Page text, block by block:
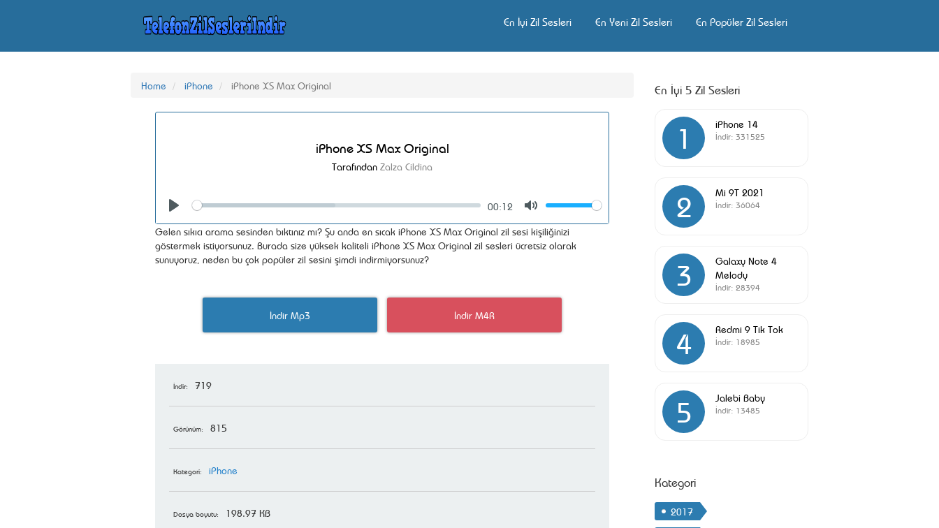
En İyi Zil Sesleri En Yeni Zil Sesleri En Popüler Zil Sesleri
Home iPhone iPhone XS Max Original
iPhone XS Max Original
Tarafından Zalza Cildina
Seek
00:12
Volume
Gelen sıkıcı arama sesinden bıktınız mı? Şu anda en sıcak iPhone XS Max Original zil sesi kişiliğinizi
göstermek istiyorsunuz. Burada size yüksek kaliteli iPhone XS Max Original zil sesleri ücretsiz olarak
sunuyoruz, neden bu çok popüler zil sesini şimdi indirmiyorsunuz?
İndir Mp3 İndir M4R
İndir: 719
Görünüm: 815
Kategori: iPhone
Dosya boyutu: 198.97 KB
En İyi 5 Zil Sesleri
1 iPhone 14
İndir: 331525
2 Mi 9T 2021
İndir: 36064
3
Galaxy Note 4
Melody
İndir: 28394
4 Redmi 9 Tik Tok
İndir: 18985
5 Jalebi Baby
İndir: 13485
Kategori
2017